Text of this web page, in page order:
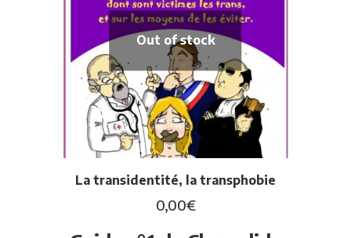
Out of stock
La transidentité, la transphobie
0,00€